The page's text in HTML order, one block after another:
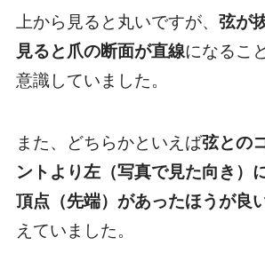
上から見ると丸いですが、 弦が
見ると爪の断面が直線になるこ
意識していました。
また、どちらかといえば弦との
ントより左（写真で見た向き）
頂点（先端）があったほうが良
えていました。